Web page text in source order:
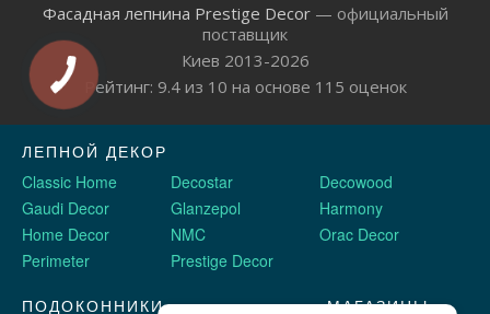
Фасадная лепнина Prestige Decor— официальный
поставщик
Киев 2013-2026
Рейтинг: 9.4из 10 на основе 115 оценок
ЛЕПНОЙ ДЕКОР
Classic Home
Decostar
Decowood
Gaudi Decor
Glanzepol
Harmony
Home Decor
NMC
Orac Decor
Perimeter
Prestige Decor
ПОДОКОННИКИ МАГАЗИНЫ